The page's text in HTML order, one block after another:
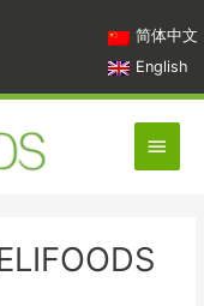
简体中文
English
主
菜